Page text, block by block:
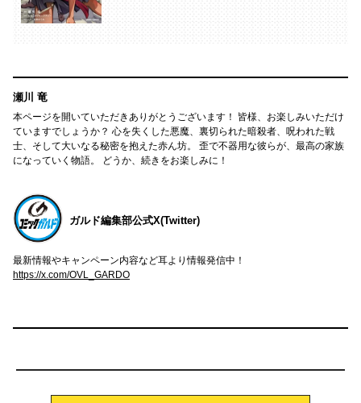
瀬川 竜
本ページを開いていただきありがとうございます！ 皆様、お楽しみいただけ
ていますでしょうか？ 心を失くした悪魔、裏切られた暗殺者、呪われた戦
士、そして大いなる秘密を抱えた赤ん坊。 歪で不器用な彼らが、最高の家族
になっていく物語。 どうか、続きをお楽しみに！
ガルド編集部公式X(Twitter)
最新情報やキャンペーン内容など耳より情報発信中！
https://x.com/OVL_GARDO